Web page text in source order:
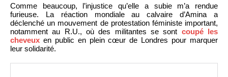
Comme beaucoup, l’injustice qu’elle a subie m’a rendue
furieuse. La réaction mondiale au calvaire d’Amina a
déclenché un mouvement de protestation féministe important,
notamment au R.U., où des militantes se sont coupé les
cheveux en public en plein cœur de Londres pour marquer
leur solidarité.